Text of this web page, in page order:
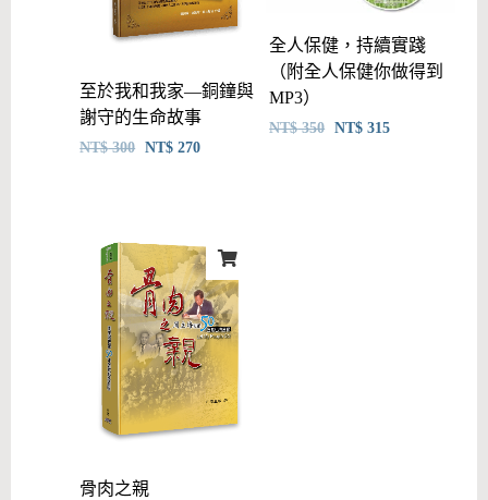
至於我和我家—銅鐘與
謝守的生命故事
NT$300 NT$ 270
全人保健，持續實踐
（附全人保健你做得到
MP3）
NT$350 NT$ 315
骨肉之親